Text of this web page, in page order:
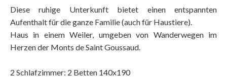
Diese ruhige Unterkunft bietet einen entspannten
Aufenthalt für die ganze Familie (auch für Haustiere).
Haus in einem Weiler, umgeben von Wanderwegen im
Herzen der Monts de Saint Goussaud.
2 Schlafzimmer: 2 Betten 140x190